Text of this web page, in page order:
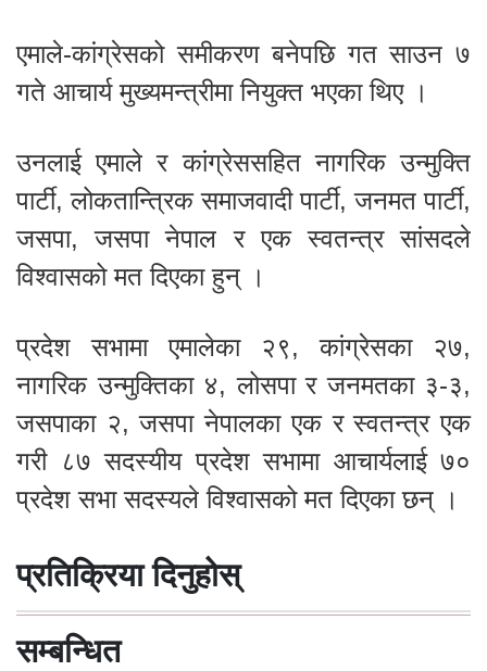
एमाले-कांग्रेसको समीकरण बनेपछि गत साउन ७
गते आचार्य मुख्यमन्त्रीमा नियुक्त भएका थिए ।
उनलाई एमाले र कांग्रेससहित नागरिक उन्मुक्ति
पार्टी, लोकतान्त्रिक समाजवादी पार्टी, जनमत पार्टी,
जसपा, जसपा नेपाल र एक स्वतन्त्र सांसदले
विश्वासको मत दिएका हुन् ।
प्रदेश सभामा एमालेका २९, कांग्रेसका २७,
नागरिक उन्मुक्तिका ४, लोसपा र जनमतका ३-३,
जसपाका २, जसपा नेपालका एक र स्वतन्त्र एक
गरी ८७ सदस्यीय प्रदेश सभामा आचार्यलाई ७०
प्रदेश सभा सदस्यले विश्वासको मत दिएका छन् ।
प्रतिक्रिया दिनुहोस्
सम्बन्धित